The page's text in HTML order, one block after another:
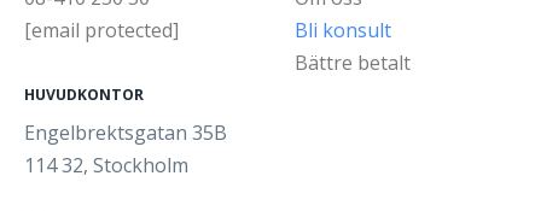
[email protected]
HUVUDKONTOR
Engelbrektsgatan 35B
114 32, Stockholm
Bli konsult
Bättre betalt